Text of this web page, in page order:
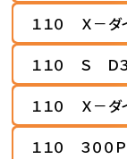
１１０ Ｘ－ダ
１１０ Ｓ Ｄ
１１０ Ｘ－ダ
１１０ ３００